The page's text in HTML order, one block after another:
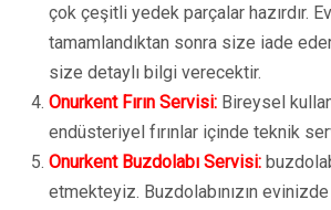
çok çeşitli yedek parçalar hazırdır.
tamamlandıktan sonra size iade
size detaylı bilgi verecektir.
Onurkent Fırın Servisi: Bireysel
endüsteriyel fırınlar içinde teknik
Onurkent Buzdolabı Servisi:
etmekteyiz. Buzdolabınızın